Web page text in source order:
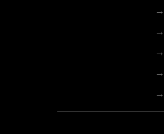
→
→
→
→
→